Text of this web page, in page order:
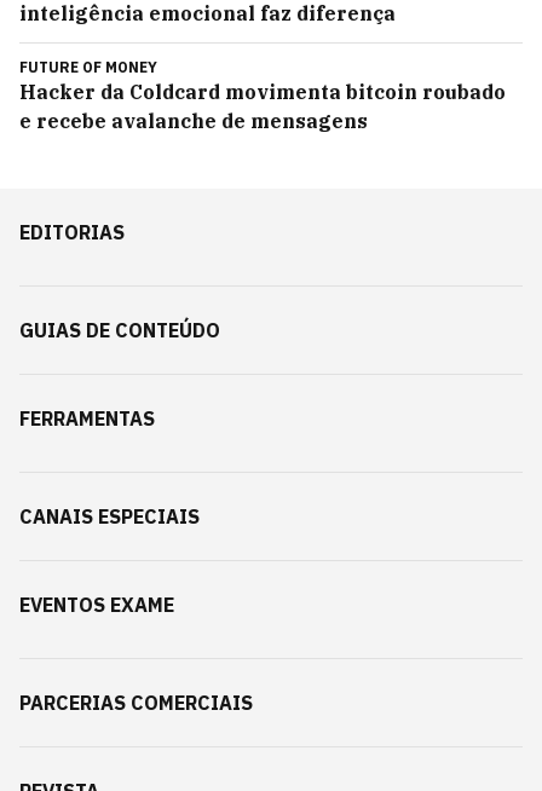
inteligência emocional faz diferença
FUTURE OF MONEY
Hacker da Coldcard movimenta bitcoin roubado
e recebe avalanche de mensagens
EDITORIAS
GUIAS DE CONTEÚDO
FERRAMENTAS
CANAIS ESPECIAIS
EVENTOS EXAME
PARCERIAS COMERCIAIS